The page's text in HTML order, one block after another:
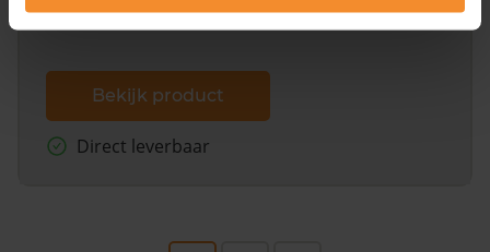
Bekijk product
Direct leverbaar